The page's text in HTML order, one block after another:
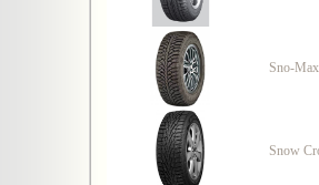
Sno-
Snow